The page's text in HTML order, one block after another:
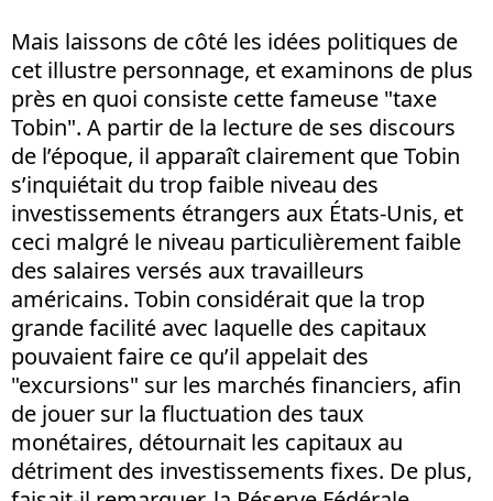
Mais laissons de côté les idées politiques de
cet illustre personnage, et examinons de plus
près en quoi consiste cette fameuse "taxe
Tobin". A partir de la lecture de ses discours
de l’époque, il apparaît clairement que Tobin
s’inquiétait du trop faible niveau des
investissements étrangers aux États-Unis, et
ceci malgré le niveau particulièrement faible
des salaires versés aux travailleurs
américains. Tobin considérait que la trop
grande facilité avec laquelle des capitaux
pouvaient faire ce qu’il appelait des
"excursions" sur les marchés financiers, afin
de jouer sur la fluctuation des taux
monétaires, détournait les capitaux au
détriment des investissements fixes. De plus,